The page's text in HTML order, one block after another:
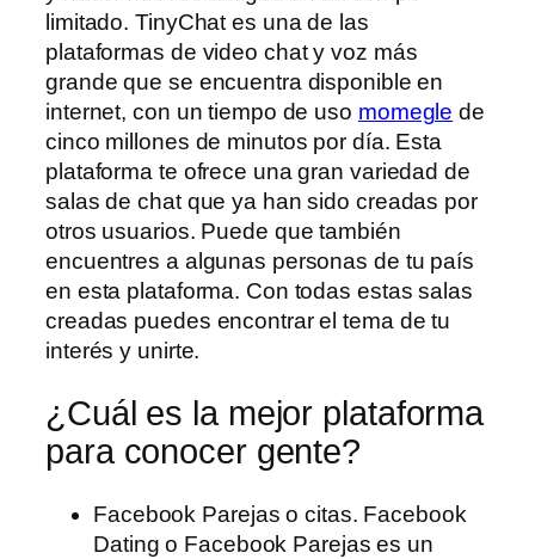
limitado. TinyChat es una de las
plataformas de video chat y voz más
grande que se encuentra disponible en
internet, con un tiempo de uso momegle de
cinco millones de minutos por día. Esta
plataforma te ofrece una gran variedad de
salas de chat que ya han sido creadas por
otros usuarios. Puede que también
encuentres a algunas personas de tu país
en esta plataforma. Con todas estas salas
creadas puedes encontrar el tema de tu
interés y unirte.
¿Cuál es la mejor plataforma
para conocer gente?
Facebook Parejas o citas. Facebook
Dating o Facebook Parejas es un